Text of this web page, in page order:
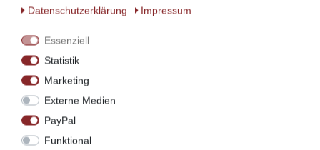
Sprechen Sie uns hierfür direkt an!
Hergestellt mit viel Herz in Ostfriesland!
Zubehör
SORFORT VERSANDBEREIT
Daten­schutz­erklärung Impressum
Essenziell
Statistik
Marketing
Externe Medien
PayPal
Funktional